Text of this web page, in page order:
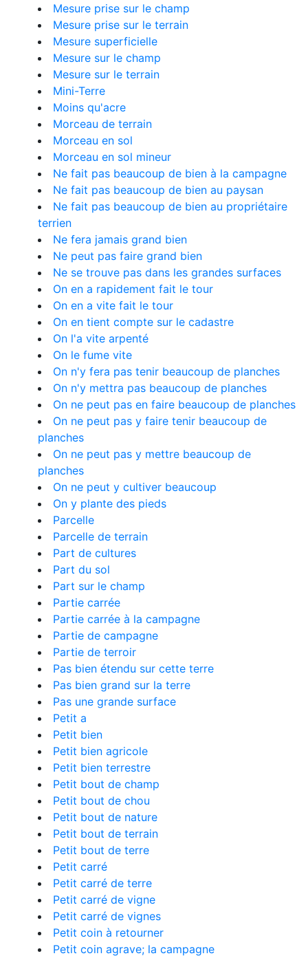
Mesure prise sur le champ
Mesure prise sur le terrain
Mesure superficielle
Mesure sur le champ
Mesure sur le terrain
Mini-Terre
Moins qu'acre
Morceau de terrain
Morceau en sol
Morceau en sol mineur
Ne fait pas beaucoup de bien à la campagne
Ne fait pas beaucoup de bien au paysan
Ne fait pas beaucoup de bien au propriétaire
terrien
Ne fera jamais grand bien
Ne peut pas faire grand bien
Ne se trouve pas dans les grandes surfaces
On en a rapidement fait le tour
On en a vite fait le tour
On en tient compte sur le cadastre
On l'a vite arpenté
On le fume vite
On n'y fera pas tenir beaucoup de planches
On n'y mettra pas beaucoup de planches
On ne peut pas en faire beaucoup de planches
On ne peut pas y faire tenir beaucoup de
planches
On ne peut pas y mettre beaucoup de
planches
On ne peut y cultiver beaucoup
On y plante des pieds
Parcelle
Parcelle de terrain
Part de cultures
Part du sol
Part sur le champ
Partie carrée
Partie carrée à la campagne
Partie de campagne
Partie de terroir
Pas bien étendu sur cette terre
Pas bien grand sur la terre
Pas une grande surface
Petit a
Petit bien
Petit bien agricole
Petit bien terrestre
Petit bout de champ
Petit bout de chou
Petit bout de nature
Petit bout de terrain
Petit bout de terre
Petit carré
Petit carré de terre
Petit carré de vigne
Petit carré de vignes
Petit coin à retourner
Petit coin agrave; la campagne